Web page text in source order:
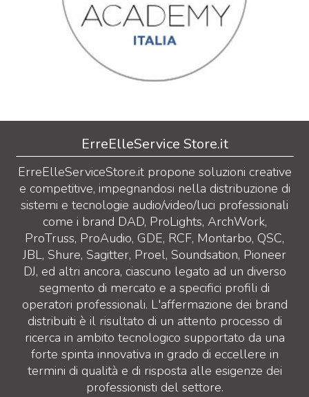
ErreElleService Store.it
ErreElleServiceStore.it propone soluzioni creative
e competitive, impegnandosi nella distribuzione di
sistemi e tecnologie audio/video/luci professionali
come i brand DAD, ProLights, ArchWork,
ProTruss, ProAudio, GDE, RCF, Montarbo, QSC,
JBL, Shure, Sagitter, Proel, Soundsation, Pioneer
DJ, ed altri ancora, ciascuno legato ad un diverso
segmento di mercato e a specifici profili di
operatori professionali. L'affermazione dei brand
distribuiti è il risultato di un attento processo di
ricerca in ambito tecnologico supportato da una
forte spinta innovativa in grado di eccellere in
termini di qualità e di risposta alle esigenze dei
professionisti del settore.